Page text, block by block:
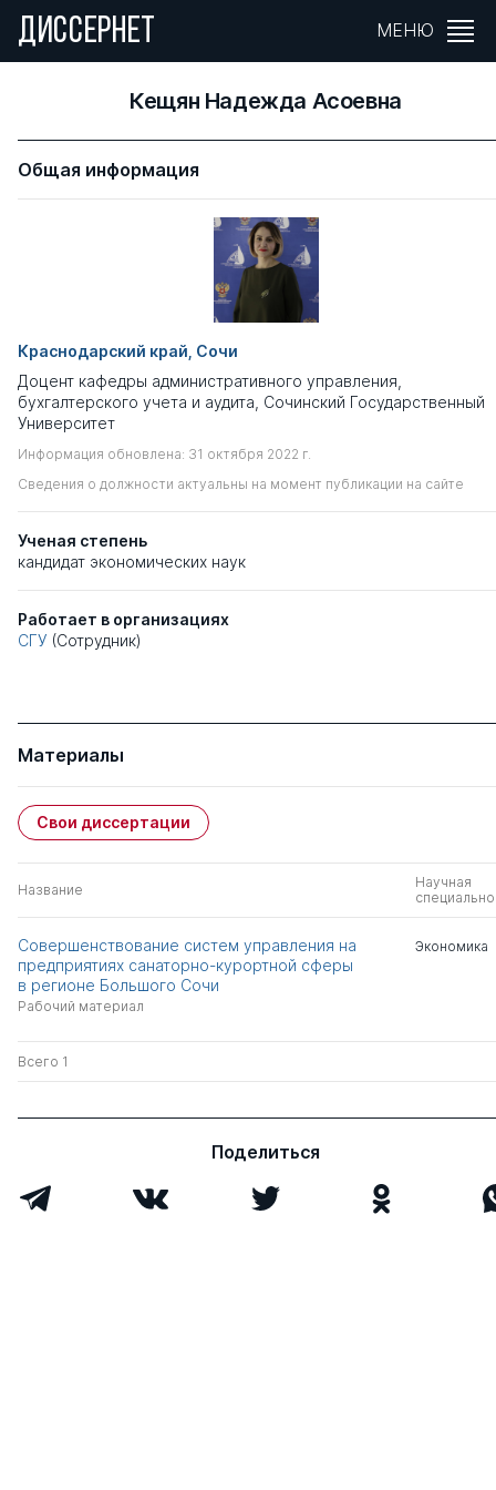
ДИССЕРНЕТ МЕНЮ
Кещян Надежда Асоевна
Общая информация
Краснодарский край, Сочи
Доцент кафедры административного управления,
бухгалтерского учета и аудита, Сочинский Государственный
Университет
Информация обновлена: 31 октября 2022 г.
Сведения о должности актуальны на момент публикации на сайте
Ученая степень
кандидат экономических наук
Работает в организациях
СГУ (Сотрудник)
Материалы
Свои диссертации
Название
Научная
Совершенствование систем управления на
предприятиях санаторно-курортной сферы
в регионе Большого Сочи
Рабочий материал
Экономика
Всего 1
Поделиться